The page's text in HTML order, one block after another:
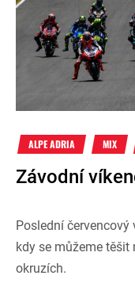
ALPE ADRIA MIX
Závodní
Poslední
kdy se můžeme
okruzích.